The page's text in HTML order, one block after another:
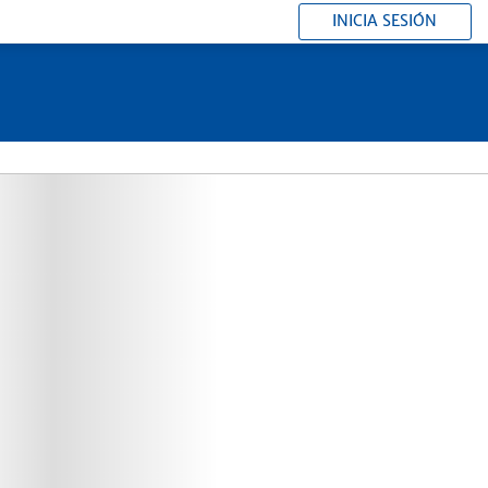
INICIA SESIÓN